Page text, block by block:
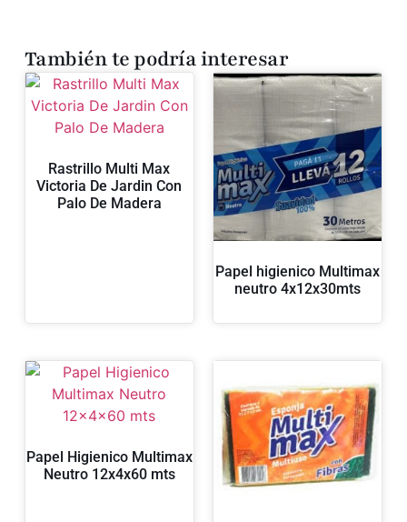
También te podría interesar
Rastrillo Multi Max
Victoria De Jardin Con
Palo De Madera
Papel higienico Multimax
neutro 4x12x30mts
Papel Higienico Multimax
Neutro 12x4x60 mts